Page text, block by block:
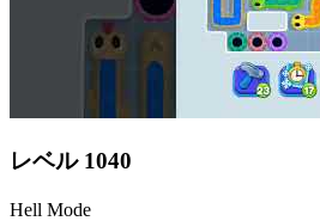
レベル 1040
Hell Mode